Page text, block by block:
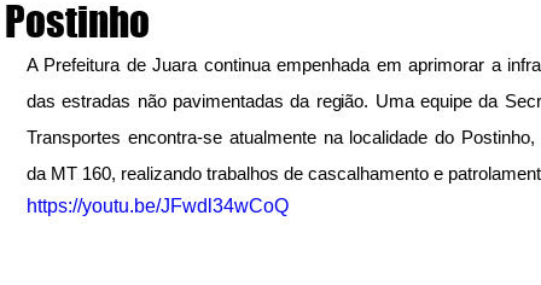
Postinho
A Prefeitura de Juara continua empenhada em aprimorar a
das estradas não pavimentadas da região. Uma equipe da
Transportes encontra-se atualmente na localidade do
https://youtu.be/JFwdl34wCoQ